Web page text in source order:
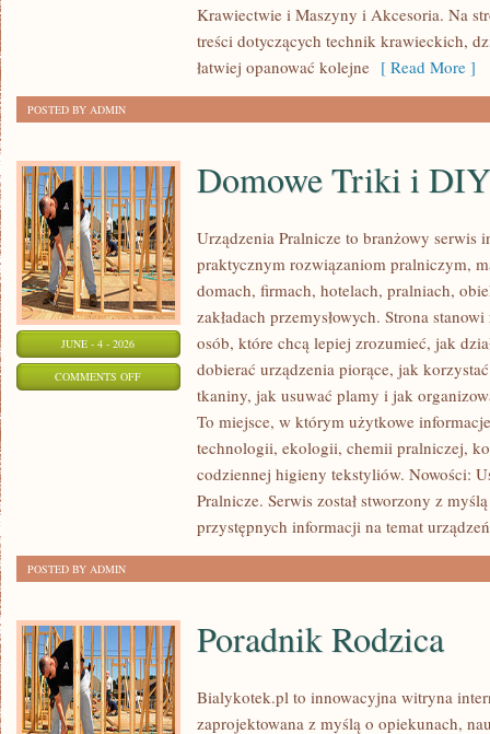
Krawiectwie i Maszyny i Akcesoria. Na
treści dotyczących technik krawieckich,
łatwiej opanować kolejne [ Read More ]
POSTED BY ADMIN
JUNE - 4 - 2026
COMMENTS OFFON
Domowe Triki i DIY
Urządzenia Pralnicze to branżowy serwis
praktycznym rozwiązaniom pralniczym,
domach, firmach, hotelach, pralniach,
zakładach przemysłowych. Strona
osób, które chcą lepiej zrozumieć, jak
dobierać urządzenia piorące, jak
tkaniny, jak usuwać plamy i jak
To miejsce, w którym użytkowe
technologii, ekologii, chemii pralniczej,
codziennej higieny tekstyliów. Nowości:
Pralnicze. Serwis został stworzony z
przystępnych informacji na temat
POSTED BY ADMIN
Poradnik Rodzica
Bialykotek.pl to innowacyjna witryna
zaprojektowana z myślą o opiekunach,